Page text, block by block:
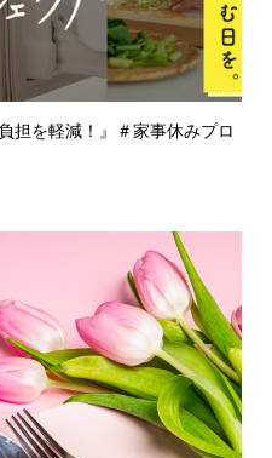
担を軽減！』＃家事休みプロ